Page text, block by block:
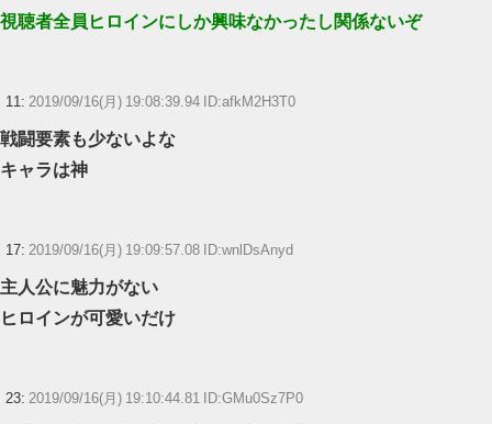
視聴者全員ヒロインにしか興味なかったし関係ないぞ
11: 2019/09/16(月) 19:08:39.94 ID:afkM2H3T0
戦闘要素も少ないよな
キャラは神
17: 2019/09/16(月) 19:09:57.08 ID:wnlDsAnyd
主人公に魅力がない
ヒロインが可愛いだけ
23: 2019/09/16(月) 19:10:44.81 ID:GMu0Sz7P0